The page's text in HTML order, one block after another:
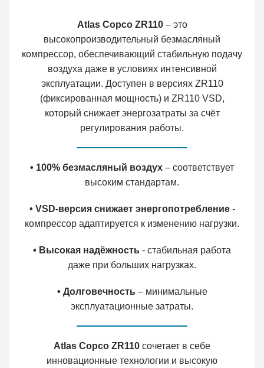
Atlas Copco ZR110– это
высокопроизводительный безмасляный
компрессор, обеспечивающий стабильную подачу
воздуха даже в условиях интенсивной
эксплуатации. Доступен в версиях ZR110
(фиксированная мощность) и ZR110 VSD,
который снижает энергозатраты за счёт
регулирования работы.
• 100% безмасляный воздух – соответствует
высоким стандартам.
• VSD-версия снижает энергопотребление-
компрессор адаптируется к изменению нагрузки.
• Высокая надёжность - стабильная работа
даже при больших нагрузках.
• Долговечность– минимальные
эксплуатационные затраты.
Atlas Copco ZR110 сочетает в себе
инновационные технологии и высокую